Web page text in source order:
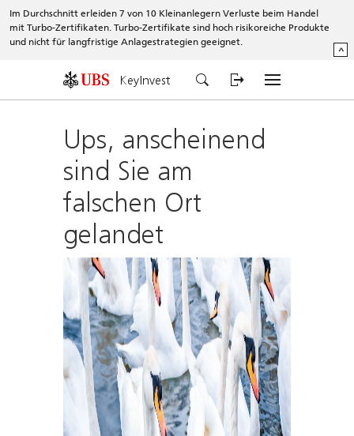
Im Durchschnitt erleiden 7 von 10 Kleinanlegern Verluste beim Handel
mit Turbo-Zertifikaten. Turbo-Zertifikate sind hoch risikoreiche Produkte
und nicht für langfristige Anlagestrategien geeignet.
^
KeyInvest
Ups, anscheinend
sind Sie am
falschen Ort
gelandet